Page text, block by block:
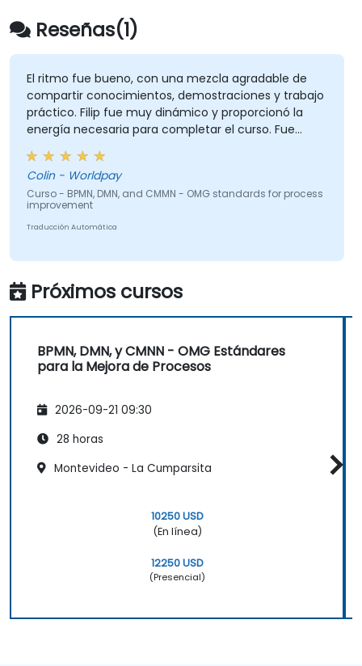
Reseñas(1)
El ritmo fue bueno, con una mezcla agradable de
compartir conocimientos, demostraciones y trabajo
práctico. Filip fue muy dinámico y proporcionó la
energía necesaria para completar el curso. Fue
excelente que hubiera mucha tutoría individual, con
Filip realizando ejercicios de formación
personalizados.
Colin - Worldpay
Curso - BPMN, DMN, and CMMN - OMG standards for process
improvement
Traducción Automática
Próximos cursos
BPMN, DMN, y CMNN - OMG Estándares
para la Mejora de Procesos
2026-09-21 09:30
28 horas
Montevideo - La Cumparsita
10250 USD
(En línea)
12250 USD
(Presencial)